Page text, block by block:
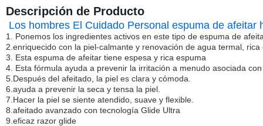
Descripción de Producto
Los hombres El Cuidado Personal espuma de afeitar
1. Ponemos los ingredientes activos en este tipo de espuma de
2.enriquecido con la piel-calmante y renovación de agua termal,
3. Esta espuma de afeitar tiene espesa y rica espuma
4. Esta fórmula ayuda a prevenir la irritación a menudo asociada
5.Después del afeitado, la piel es clara y cómoda.
6.ayuda a prevenir la seca y tensa la piel.
7.Hacer la piel se siente atendido, suave y flexible.
8.afeitado avanzado con tecnología Glide Ultra
9.eficaz razor glide